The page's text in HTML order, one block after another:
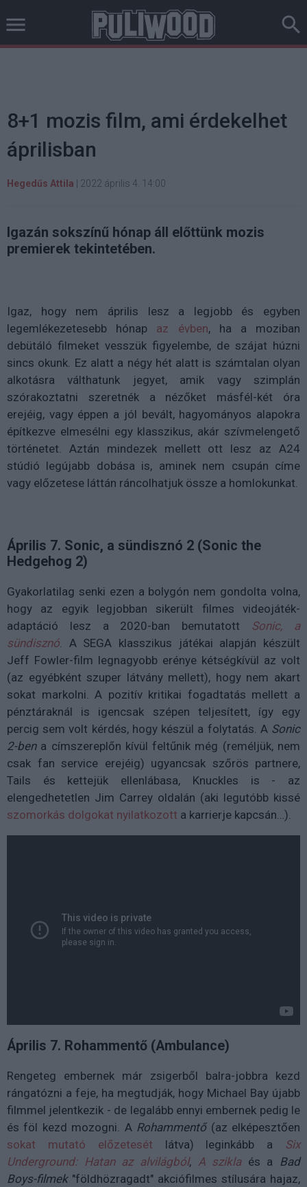
8+1 mozis film, ami érdekelhet
áprilisban
Hegedűs Attila 2022 április 4. 14:00
Igazán sokszínű hónap áll előttünk mozis
premierek tekintetében.
Igaz, hogy nem április lesz a legjobb és egyben
legemlékezetesebb hónap az évben, ha a moziban
debütáló filmeket vesszük figyelembe, de szájat húzni
sincs okunk. Ez alatt a négy hét alatt is számtalan olyan
alkotásra válthatunk jegyet, amik vagy szimplán
szórakoztatni szeretnék a nézőket másfél-két óra
erejéig, vagy éppen a jól bevált, hagyományos alapokra
építkezve elmesélni egy klasszikus, akár szívmelengető
történetet. Aztán mindezek mellett ott lesz az A24
stúdió legújabb dobása is, aminek nem csupán címe
vagy előzetese láttán ráncolhatjuk össze a homlokunkat.
Április 7. Sonic, a sündisznó 2 (Sonic the
Hedgehog 2)
Gyakorlatilag senki ezen a bolygón nem gondolta volna,
hogy az egyik legjobban sikerült filmes videojáték-
adaptáció lesz a 2020-ban bemutatott Sonic, a
sündisznó . A SEGA klasszikus játékai alapján készült
Jeff Fowler-film legnagyobb erénye kétségkívül az volt
(az egyébként szuper látvány mellett), hogy nem akart
sokat markolni. A pozitív kritikai fogadtatás mellett a
pénztáraknál is igencsak szépen teljesített, így egy
percig sem volt kérdés, hogy készül a folytatás. A Sonic
2-bena címszereplőn kívül feltűnik még (reméljük, nem
csak fan service erejéig) ugyancsak szőrös partnere,
Tails és kettejük ellenlábasa, Knuckles is - az
elengedhetetlen Jim Carrey oldalán (aki legutóbb kissé
szomorkás dolgokat nyilatkozott a karrierje kapcsán…).
Április 7. Rohammentő (Ambulance)
Rengeteg embernek már zsigerből balra-jobbra kezd
rángatózni a feje, ha megtudják, hogy Michael Bay újabb
filmmel jelentkezik - de legalább ennyi embernek pedig le
és föl kezd mozogni. A Rohammentő(az elképesztően
sokat mutató előzetesét látva) leginkább a Six
Underground: Hatan az alvilágból, A sziklaés a Bad
Boys-filmek"földhözragadt" akciófilmes stílusára hajaz,